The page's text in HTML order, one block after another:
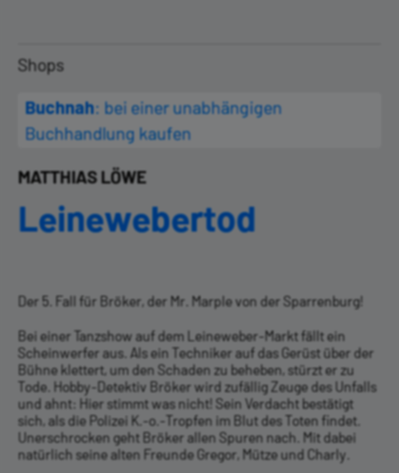
Shops
Buchnah: bei einer unabhängigen
Buchhandlung kaufen
Leinewebertod
MATTHIAS LÖWE
Der 5. Fall für Bröker, der Mr. Marple von der Sparrenburg!
Bei einer Tanzshow auf dem Leineweber-Markt fällt ein
Scheinwerfer aus. Als ein Techniker auf das Gerüst über der
Bühne klettert, um den Schaden zu beheben, stürzt er zu
Tode. Hobby-Detektiv Bröker wird zufällig Zeuge des Unfalls
und ahnt: Hier stimmt was nicht! Sein Verdacht bestätigt
sich, als die Polizei K.-o.-Tropfen im Blut des Toten findet.
Unerschrocken geht Bröker allen Spuren nach. Mit dabei
natürlich seine alten Freunde ­Gregor, Mütze und Charly.